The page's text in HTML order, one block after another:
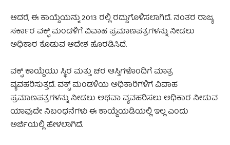
ಆದರೆ, ಈ ಕಾಯ್ದೆಯನ್ನು 2013 ರಲ್ಲಿ ರದ್ದುಗೊಳಿಸಲಾಗಿದೆ. ನಂತರ ರಾಜ್ಯ
ಸರ್ಕಾರ ವಕ್ಫ್ ಮಂಡಳಿಗೆ ವಿವಾಹ ಪ್ರಮಾಣಪತ್ರಗಳನ್ನು ನೀಡಲು
ಅಧಿಕಾರ ಕೊಡುವ ಆದೇಶ ಹೊರಡಿಸಿದೆ.
ವಕ್ಫ್ ಕಾಯ್ದೆಯು ಸ್ಥಿರ ಮತ್ತು ಚರ ಆಸ್ತಿಗಳೊಂದಿಗೆ ಮಾತ್ರ
ವ್ಯವಹರಿಸುತ್ತದೆ. ವಕ್ಫ್ ಮಂಡಳಿಯ ಅಧಿಕಾರಿಗಳಿಗೆ ವಿವಾಹ
ಪ್ರಮಾಣಪತ್ರಗಳನ್ನು ನೀಡಲು ಅಥವಾ ವ್ಯವಹರಿಸಲು ಅಧಿಕಾರ ನೀಡುವ
ಯಾವುದೇ ನಿಬಂಧನೆಗಳು ಈ ಕಾಯ್ದೆಯಡಿಯಲ್ಲಿ ಇಲ್ಲ ಎಂದು
ಅರ್ಜಿಯಲ್ಲಿ ಹೇಳಲಾಗಿದೆ.